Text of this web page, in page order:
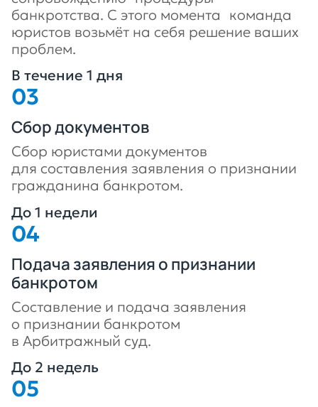
банкротства. С этого момента команда
юристов возьмёт на себя решение ваших
проблем.
В течение 1 дня
Сбор документов
Сбор юристами документов
для составления заявления о признании
гражданина банкротом.
До 1 недели
Подача заявления о признании
банкротом
Составление и подача заявления
о признании банкротом
в Арбитражный суд.
До 2 недель